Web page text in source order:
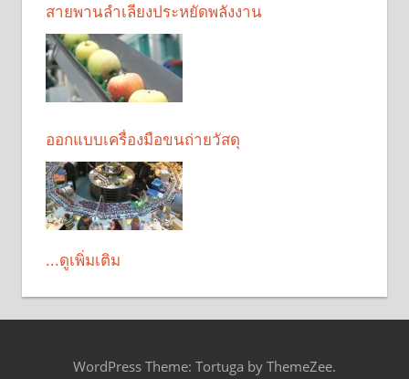
สายพานลำเลียงประหยัดพลังงาน
ออกแบบเครื่องมือขนถ่ายวัสดุ
...ดูเพิ่มเติม
WordPress Theme: Tortuga by ThemeZee.